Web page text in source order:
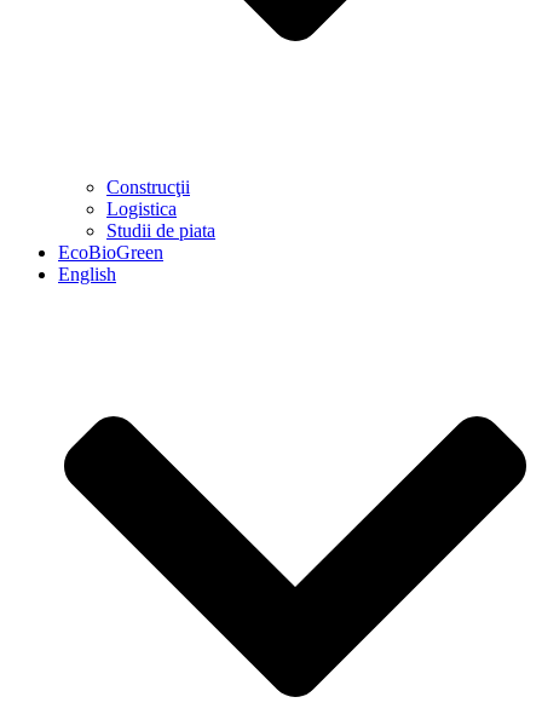
Construcţii
Logistica
Studii de piata
EcoBioGreen
English